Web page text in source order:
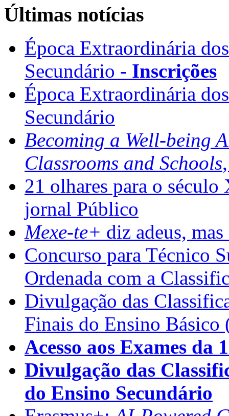
Últimas notícias
Época Extraordinária
Secundário - Inscrições
Época Extraordinária
Secundário
Becoming a Well-being
Classrooms and Schools
21 olhares para o
jornal Público
Mexe-te+ diz adeus,
Concurso para Técnico
Ordenada com a
Divulgação das
Finais do Ensino Básico
Acesso aos Exames da
Divulgação das
do Ensino Secundário